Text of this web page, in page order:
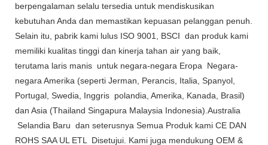
berpengalaman selalu tersedia untuk mendiskusikan
kebutuhan Anda dan memastikan kepuasan pelanggan penuh.
Selain itu, pabrik kami lulus ISO 9001, BSCI dan produk kami
memiliki kualitas tinggi dan kinerja tahan air yang baik,
terutama laris manis untuk negara-negara Eropa Negara-
negara Amerika (seperti Jerman, Perancis, Italia, Spanyol,
Portugal, Swedia, Inggris polandia, Amerika, Kanada, Brasil)
dan Asia (Thailand Singapura Malaysia Indonesia).Australia
Selandia Baru dan seterusnya Semua Produk kami CE DAN
ROHS SAA UL ETL Disetujui. Kami juga mendukung OEM &